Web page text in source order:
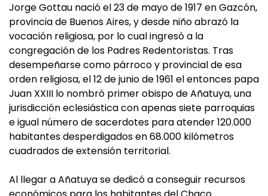
Jorge Gottau nació el 23 de mayo de 1917 en Gazcón,
provincia de Buenos Aires, y desde niño abrazó la
vocación religiosa, por lo cual ingresó a la
congregación de los Padres Redentoristas. Tras
desempeñarse como párroco y provincial de esa
orden religiosa, el 12 de junio de 1961 el entonces papa
Juan XXIII lo nombró primer obispo de Añatuya, una
jurisdicción eclesiástica con apenas siete parroquias
e igual número de sacerdotes para atender 120.000
habitantes desperdigados en 68.000 kilómetros
cuadrados de extensión territorial.
Al llegar a Añatuya se dedicó a conseguir recursos